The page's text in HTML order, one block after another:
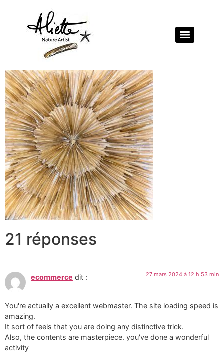
21 réponses
ecommerce dit : 27 mars 2024 à 12 h 53 min
You're actually a excellent webmaster. The site loading speed is
amazing.
It sort of feels that you are doing any distinctive trick.
Also, the contents are masterpiece. you've done a wonderful
activity